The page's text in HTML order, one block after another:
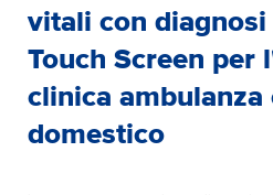
vitali con diagnosi
Touch Screen per
clinica ambulanza
domestico